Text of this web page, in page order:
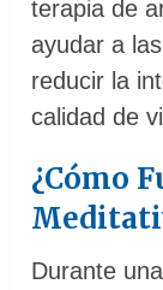
terapia de
ayudar a
reducir la
calidad de
¿Cómo
Durante